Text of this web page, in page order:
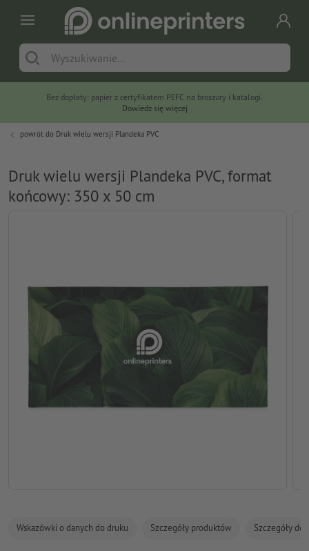
Bez dopłaty: papier z certyfikatem PEFC na broszury i katalogi.
Dowiedz się więcej
powrót do Druk wielu wersji Plandeka PVC
Druk wielu wersji Plandeka PVC, format
końcowy: 350 x 50 cm
Wskazówki o danych do druku Szczegóły produktów Szczegóły